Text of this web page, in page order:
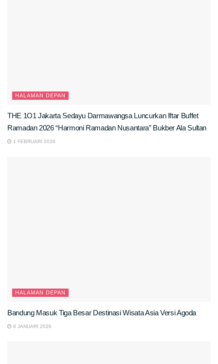
HALAMAN DEPAN
THE 1O1 Jakarta Sedayu Darmawangsa Luncurkan Iftar Buffet
Ramadan 2026 “Harmoni Ramadan Nusantara” Bukber Ala Sultan
1 FEBRUARI 2026
HALAMAN DEPAN
Bandung Masuk Tiga Besar Destinasi Wisata Asia Versi Agoda
8 JANUARI 2026